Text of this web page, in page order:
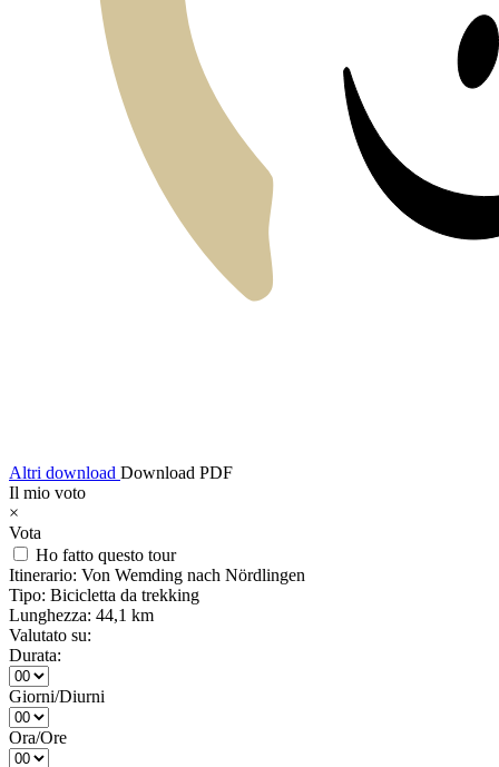
Altri download Download PDF
Il mio voto
×
Vota
Ho fatto questo tour
Itinerario: Von Wemding nach Nördlingen
Tipo: Bicicletta da trekking
Lunghezza: 44,1 km
Valutato su:
Durata:
Giorni/Diurni
Ora/Ore